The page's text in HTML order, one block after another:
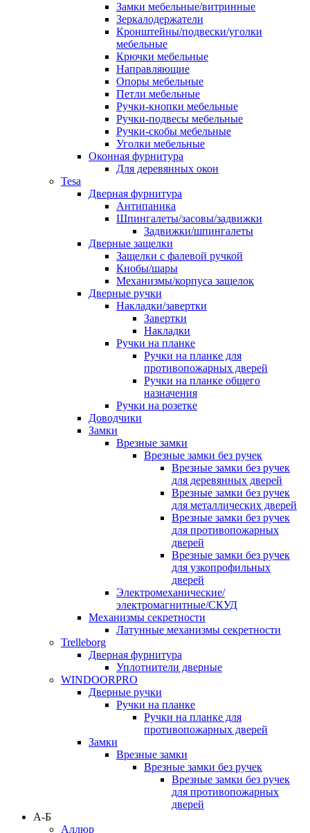
Замки мебельные/витринные
Зеркалодержатели
Кронштейны/подвески/уголки
мебельные
Крючки мебельные
Направляющие
Опоры мебельные
Петли мебельные
Ручки-кнопки мебельные
Ручки-подвесы мебельные
Ручки-скобы мебельные
Уголки мебельные
Оконная фурнитура
Для деревянных окон
Tesa
Дверная фурнитура
Антипаника
Шпингалеты/засовы/задвижки
Задвижки/шпингалеты
Дверные защелки
Защелки с фалевой ручкой
Кнобы/шары
Механизмы/корпуса защелок
Дверные ручки
Накладки/завертки
Завертки
Накладки
Ручки на планке
Ручки на планке для
противопожарных дверей
Ручки на планке общего
назначения
Ручки на розетке
Доводчики
Замки
Врезные замки
Врезные замки без ручек
Врезные замки без ручек
для деревянных дверей
Врезные замки без ручек
для металлических дверей
Врезные замки без ручек
для противопожарных
дверей
Врезные замки без ручек
для узкопрофильных
дверей
Электромеханические/
электромагнитные/СКУД
Механизмы секретности
Латунные механизмы секретности
Trelleborg
Дверная фурнитура
Уплотнители дверные
WINDOORPRO
Дверные ручки
Ручки на планке
Ручки на планке для
противопожарных дверей
Замки
Врезные замки
Врезные замки без ручек
Врезные замки без ручек
для противопожарных
дверей
А-Б
Аллюр